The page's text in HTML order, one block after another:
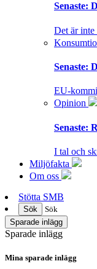
Senaste:
Det är
Senaste:
EU-
Opinion
Senaste:
I tal och
Miljöfakta
Om oss
Stötta SMB
Sök
Sök
Sparade inlägg
Sparade inlägg
Mina sparade inlägg